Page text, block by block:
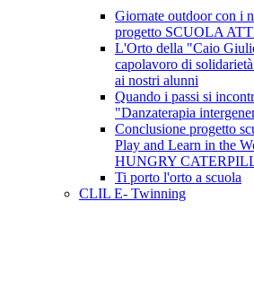
Giornate outdoor con i
progetto SCUOLA
L'Orto della "Caio
capolavoro di
ai nostri alunni
Quando i passi si
"Danzaterapia
Conclusione progetto
Play and Learn in the
HUNGRY
Ti porto l'orto a scuola
CLIL E- Twinning